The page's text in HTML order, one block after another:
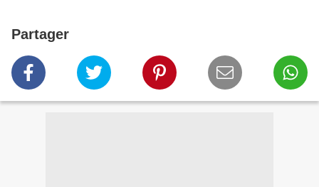
Partager